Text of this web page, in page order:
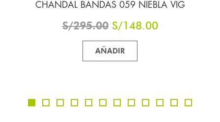
POLO M/C ESTAMPADO 044 BLANCO
S/145.00 S/73.00
AÑADIR